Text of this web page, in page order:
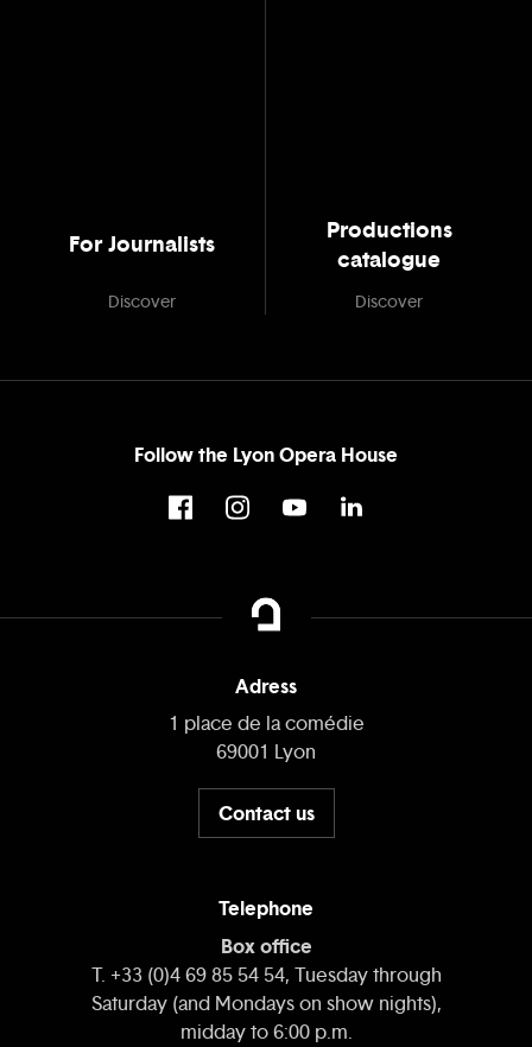
For Journalists
Discover
Productions
catalogue
Discover
Follow the Lyon Opera House
Adress
1 place de la comédie
69001 Lyon
Contact us
Telephone
Box office
T. +33 (0)4 69 85 54 54, Tuesday through
Saturday (and Mondays on show nights),
midday to 6:00 p.m.